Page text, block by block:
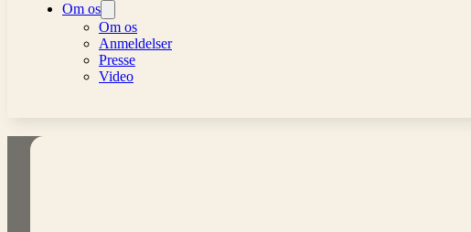
Om os
Om os
Anmeldelser
Presse
Video